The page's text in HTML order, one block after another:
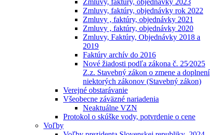
Zmluvy, faktúry, objednávky 2023
Zmluvy, faktúry, objednávky rok 2022
Zmluvy , faktúry, objednávky 2021
Zmluvy , faktúry, objednávky 2020
Zmluvy, Faktúry, Objednávky 2018 a
2019
Faktúry archív do 2016
Nové žiadosti podľa zákona č. 25⁄2025
Z.z. Stavebný zákon o zmene a doplnení
niektorých zákonov (Stavebný zákon)
Verejné obstarávanie
Všeobecne záväzné nariadenia
Neaktuálne VZN
Protokol o skúške vody, potvrdenie o cene
Voľby